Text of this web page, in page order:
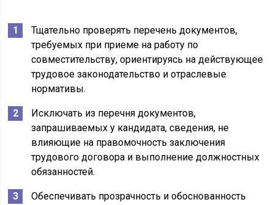
Тщательно проверять перечень документов,
требуемых при приеме на работу по
совместительству, ориентируясь на действующее
трудовое законодательство и отраслевые
нормативы.
Исключать из перечня документов,
запрашиваемых у кандидата, сведения, не
влияющие на правомочность заключения
трудового договора и выполнение должностных
обязанностей.
Обеспечивать прозрачность и обоснованность